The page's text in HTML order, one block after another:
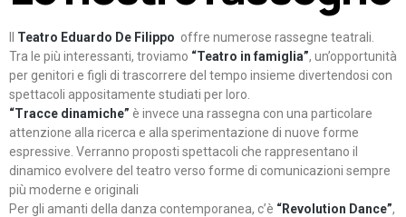
Teatro Eduardo De Filippo offre numerose rassegne teatrali.
Tra le più interessanti, troviamo “Teatro in famiglia”, un’opportunità
per genitori e figli di trascorrere del tempo insieme divertendosi con
spettacoli appositamente studiati per loro.
“Tracce dinamiche” è invece una rassegna con una particolare
attenzione alla ricerca e alla sperimentazione di nuove forme
espressive. Verranno proposti spettacoli che rappresentano il
dinamico evolvere del teatro verso forme di comunicazioni sempre
più moderne e originali
Per gli amanti della danza contemporanea, c’è “Revolution Dance”,